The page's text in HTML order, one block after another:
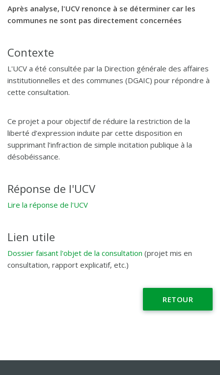
Après analyse, l'UCV renonce à se déterminer car les
communes ne sont pas directement concernées
Contexte
L'UCV a été consultée par la Direction générale des affaires
institutionnelles et des communes (DGAIC) pour répondre à
cette consultation.
Ce projet a pour objectif de réduire la restriction de la
liberté d’expression induite par cette disposition en
supprimant l’infraction de simple incitation publique à la
désobéissance.
Réponse de l'UCV
Lire la réponse de l'UCV
Lien utile
Dossier faisant l'objet de la consultation (projet mis en
consultation, rapport explicatif, etc.)
RETOUR